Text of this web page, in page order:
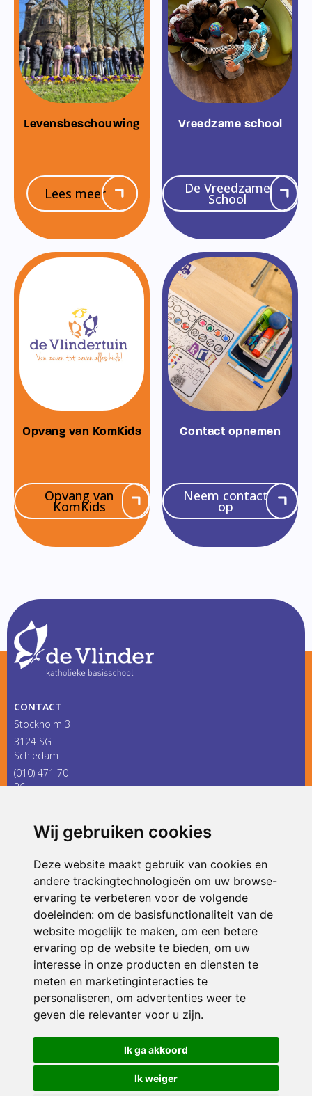
Wij gebruiken cookies
Deze website maakt gebruik van cookies en
andere trackingtechnologieën om uw browse-
ervaring te verbeteren voor de volgende
doeleinden: om de basisfunctionaliteit van de
website mogelijk te maken, om een betere
ervaring op de website te bieden, om uw
interesse in onze producten en diensten te
meten en marketinginteracties te
personaliseren, om advertenties weer te
geven die relevanter voor u zijn.
Ik ga akkoord
Ik weiger
Levensbeschouwing
Lees meer
Vreedzame school
De Vreedzame
School
Opvang van KomKids
Opvang van
KomKids
Contact opnemen
Neem contact
op
CONTACT
Stockholm 3
3124 SG
Schiedam
(010) 471 70
36
ONDERDEEL VAN
© 2026 De Vlinder | Alle rechten voorbehouden
Privacy policy|Disclaimer| Klachtenregeling|RSIN en Anbi
voorkeuren
Crealisatie The MindOffice